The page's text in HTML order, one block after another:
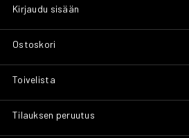
Kirjaudu sisään
Ostoskori
Toivelista
Tilauksen peruutus